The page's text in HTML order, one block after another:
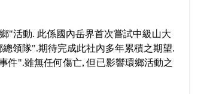
活動. 此係國內岳界首次嘗試中級山大
領隊".期待完成此社內多年累積之期望.
件".雖無任何傷亡, 但已影響環鄉活動之